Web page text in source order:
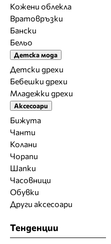
Кожени облекла
Вратовръзки
Бански
Бельо
Детска мода
Детски дрехи
Бебешки дрехи
Младежки дрехи
Аксесоари
Бижута
Чанти
Колани
Чорапи
Шапки
Часовници
Обувки
Други аксесоари
Тенденции